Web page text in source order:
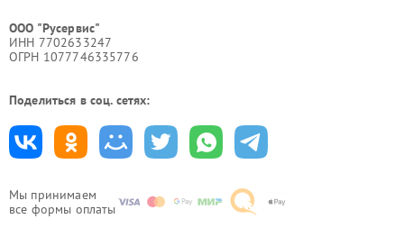
Мы принимаем
все формы оплаты
ООО "Русервис"
ИНН 7702633247
ОГРН 1077746335776
Поделиться в соц. сетях: